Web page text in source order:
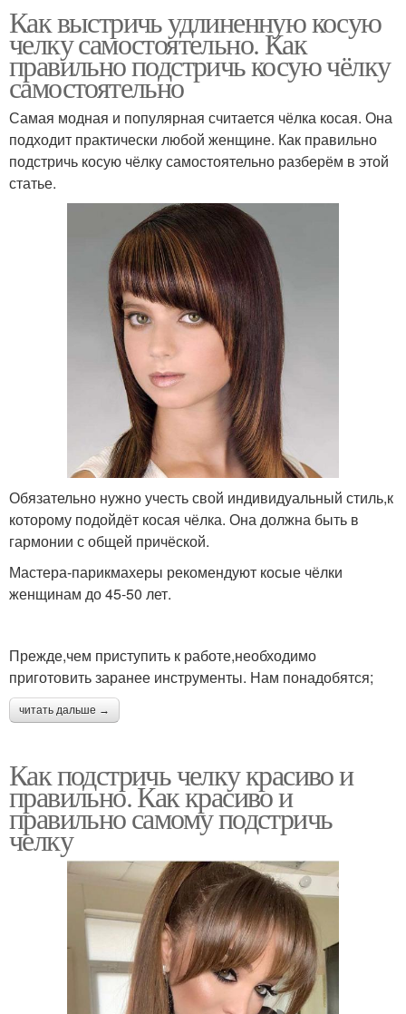
Как выстричь удлиненную косую
челку самостоятельно. Как
правильно подстричь косую чёлку
самостоятельно
Самая модная и популярная считается чёлка косая. Она
подходит практически любой женщине. Как правильно
подстричь косую чёлку самостоятельно разберём в этой
статье.
Обязательно нужно учесть свой индивидуальный стиль,к
которому подойдёт косая чёлка. Она должна быть в
гармонии с общей причёской.
Мастера-парикмахеры рекомендуют косые чёлки
женщинам до 45-50 лет.
Прежде,чем приступить к работе,необходимо
приготовить заранее инструменты. Нам понадобятся;
читать дальше →
Как подстричь челку красиво и
правильно. Как красиво и
правильно самому подстричь
челку